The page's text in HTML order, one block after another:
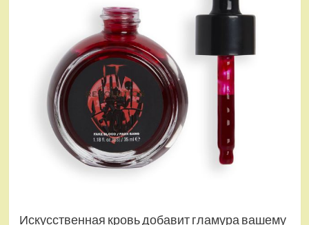
Искусственная кровь добавит гламура вашему